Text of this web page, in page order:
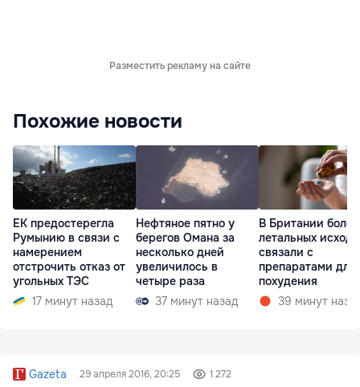
Разместить рекламу на сайте
Похожие новости
ЕК предостерегла
Румынию в связи с
намерением
отстрочить отказ от
угольных ТЭС
17 минут назад
Нефтяное пятно у
берегов Омана за
несколько дней
увеличилось в
четыре раза
37 минут назад
В Британии
летальных
связали с
препаратами для
похудения
39 минут
Gazeta 29 апреля 2016, 20:25 1 272